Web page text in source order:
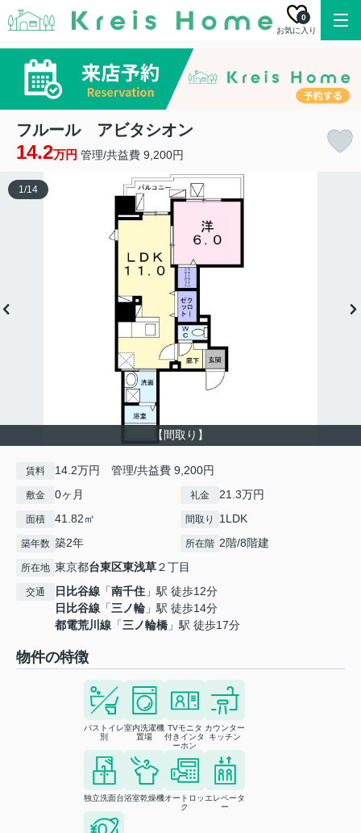
お気に入り
0
フルール アビタシオン
14.2万円 管理/共益費 9,200円
【間取り】
1/14
賃料 14.2万円 管理/共益費 9,200円
敷金 0ヶ月 礼金 21.3万円
面積 41.82㎡ 間取り 1LDK
築年数 築2年 所在階 2階/8階建
所在地 東京都台東区東浅草２丁目
交通 日比谷線 「南千住 」駅 徒歩12分
日比谷線 「三ノ輪 」駅 徒歩14分
都電荒川線 「三ノ輪橋 」駅 徒歩17分
物件の特徴
バストイレ
別
室内洗濯機
置場
TVモニタ
付きインタ
ーホン
カウンター
キッチン
独立洗面台浴室乾燥機オートロッ
ク
エレベータ
ー